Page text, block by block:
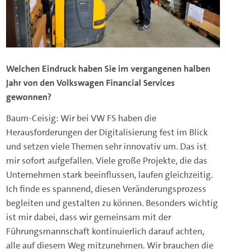
Welchen Eindruck haben Sie im vergangenen halben
Jahr von den Volkswagen Financial Services
gewonnen?
Baum-Ceisig: Wir bei VW FS haben die
Herausforderungen der Digitalisierung fest im Blick
und setzen viele Themen sehr innovativ um. Das ist
mir sofort aufgefallen. Viele große Projekte, die das
Unternehmen stark beeinflussen, laufen gleichzeitig.
Ich finde es spannend, diesen Veränderungsprozess
begleiten und gestalten zu können. Besonders wichtig
ist mir dabei, dass wir gemeinsam mit der
Führungsmannschaft kontinuierlich darauf achten,
alle auf diesem Weg mitzunehmen. Wir brauchen die